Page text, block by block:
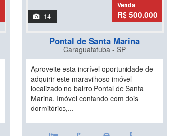
14
Venda
R$ 500.000
Pontal de Santa Marina
Caraguatatuba - SP
Aproveite esta incrível oportunidade de
adquirir este maravilhoso imóvel
localizado no bairro Pontal de Santa
Marina. Imóvel contando com dois
dormitórios,...